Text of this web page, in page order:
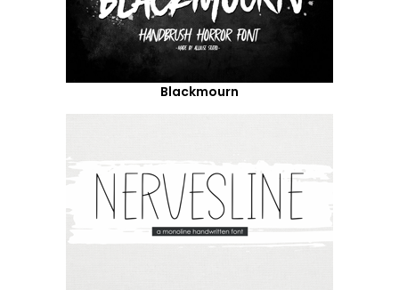
Blackmourn